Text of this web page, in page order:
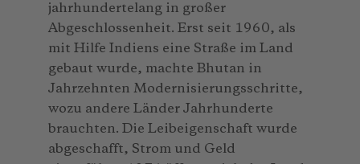
jahrhundertelang in großer
Abgeschlossenheit. Erst seit 1960, als
mit Hilfe Indiens eine Straße im Land
gebaut wurde, machte Bhutan in
Jahrzehnten Modernisierungsschritte,
wozu andere Länder Jahrhunderte
brauchten. Die Leibeigenschaft wurde
abgeschafft, Strom und Geld